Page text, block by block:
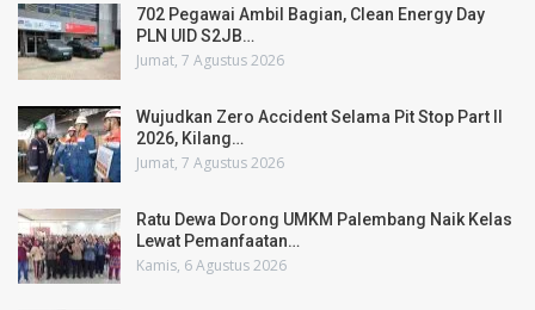
702 Pegawai Ambil Bagian, Clean Energy Day
PLN UID S2JB…
Jumat, 7 Agustus 2026
Wujudkan Zero Accident Selama Pit Stop Part II
2026, Kilang…
Jumat, 7 Agustus 2026
Ratu Dewa Dorong UMKM Palembang Naik Kelas
Lewat Pemanfaatan…
Kamis, 6 Agustus 2026